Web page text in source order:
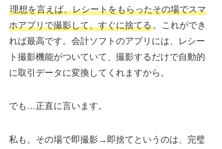
理想を言えば、レシートをもらったその場でスマ
ホアプリで撮影して、すぐに捨てる。これができ
れば最高です。会計ソフトのアプリには、レシー
ト撮影機能がついていて、撮影するだけで自動的
に取引データに変換してくれますから。
でも…正直に言います。
私も、その場で即撮影→即捨てというのは、完璧